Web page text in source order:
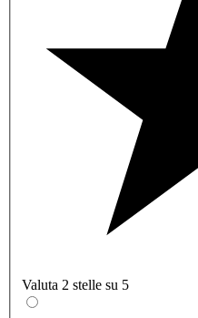
Valuta 2 stelle su 5